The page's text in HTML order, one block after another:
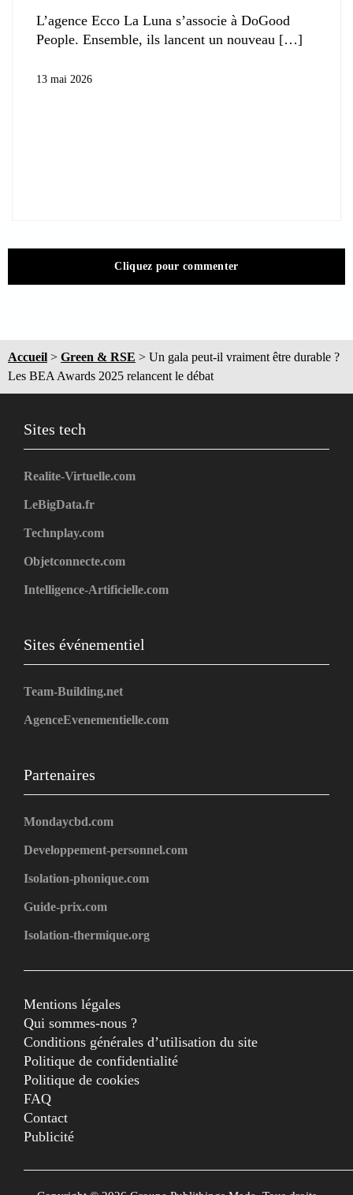
L’agence Ecco La Luna s’associe à DoGood
People. Ensemble, ils lancent un nouveau
13 mai 2026
Cliquez pour commenter
Accueil > Green & RSE > Un gala peut-il vraiment être durable ?
Les BEA Awards 2025 relancent le débat
Sites tech
Realite-Virtuelle.com
LeBigData.fr
Technplay.com
Objetconnecte.com
Intelligence-Artificielle.com
Sites événementiel
Team-Building.net
AgenceEvenementielle.com
Partenaires
Mondaycbd.com
Developpement-personnel.com
Isolation-phonique.com
Guide-prix.com
Isolation-thermique.org
Mentions légales
Qui sommes-nous ?
Conditions générales d’utilisation du site
Politique de confidentialité
Politique de cookies
FAQ
Contact
Publicité